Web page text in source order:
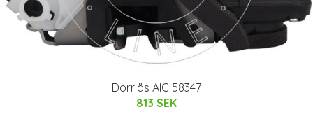
Dörrlås AIC 58347
813 SEK